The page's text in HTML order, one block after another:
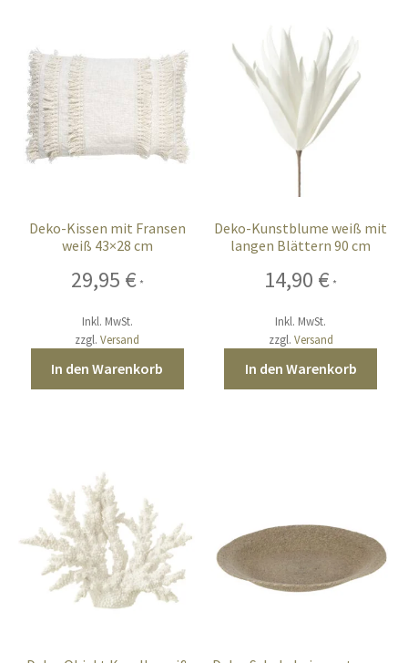
Deko-Kissen mit Fransen
weiß 43×28 cm
29,95 € *
Inkl. MwSt.
zzgl.Versand
In den Warenkorb
Deko-Kunstblume weiß mit
langen Blättern 90 cm
14,90 € *
Inkl. MwSt.
zzgl. Versand
In den Warenkorb